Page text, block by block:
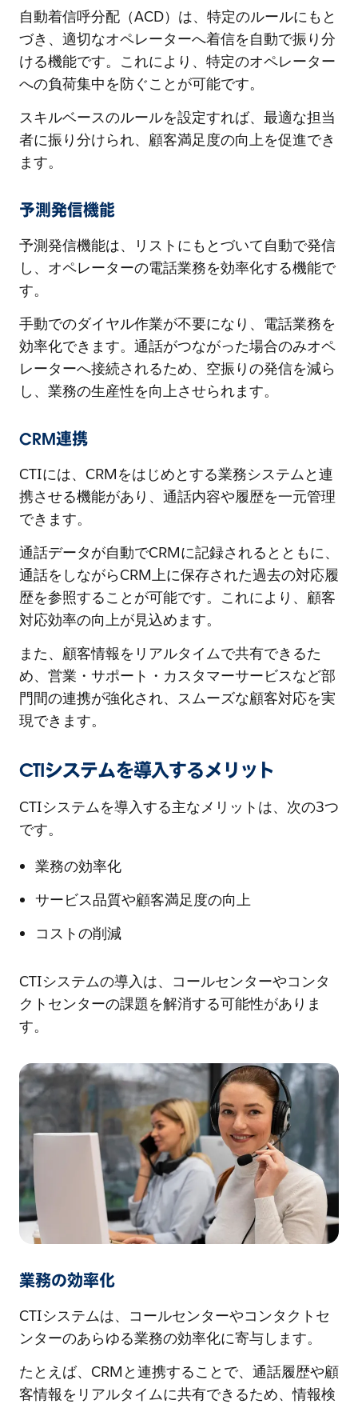
自動着信呼分配（ACD）は、特定のルールにもと
づき、適切なオペレーターへ着信を自動で振り分
ける機能です。これにより、特定のオペレーター
への負荷集中を防ぐことが可能です。
スキルベースのルールを設定すれば、最適な担当
者に振り分けられ、顧客満足度の向上を促進でき
ます。
予測発信機能
予測発信機能は、リストにもとづいて自動で発信
し、オペレーターの電話業務を効率化する機能で
す。
手動でのダイヤル作業が不要になり、電話業務を
効率化できます。通話がつながった場合のみオペ
レーターへ接続されるため、空振りの発信を減ら
し、業務の生産性を向上させられます。
CRM連携
CTIには、CRMをはじめとする業務システムと連
携させる機能があり、通話内容や履歴を一元管理
できます。
通話データが自動でCRMに記録されるとともに、
通話をしながらCRM上に保存された過去の対応履
歴を参照することが可能です。これにより、顧客
対応効率の向上が見込めます。
また、顧客情報をリアルタイムで共有できるた
め、営業・サポート・カスタマーサービスなど部
門間の連携が強化され、スムーズな顧客対応を実
現できます。
CTIシステムを導入するメリット
CTIシステムを導入する主なメリットは、次の3つ
です。
業務の効率化
サービス品質や顧客満足度の向上
コストの削減
CTIシステムの導入は、コールセンターやコンタ
クトセンターの課題を解消する可能性がありま
す。
業務の効率化
CTIシステムは、コールセンターやコンタクトセ
ンターのあらゆる業務の効率化に寄与します。
たとえば、CRMと連携することで、通話履歴や顧
客情報をリアルタイムに共有できるため、情報検